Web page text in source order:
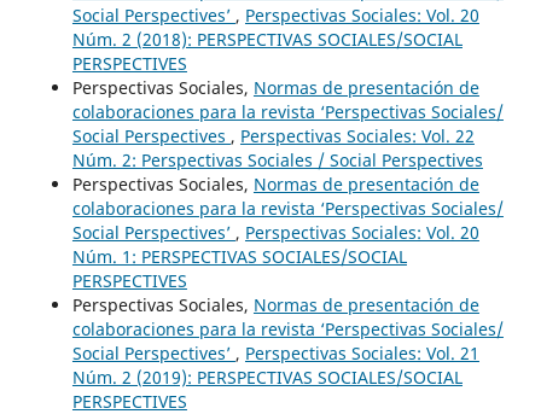
Social Perspectives’ , Perspectivas Sociales: Vol. 20
Núm. 2 (2018): PERSPECTIVAS SOCIALES/SOCIAL
PERSPECTIVES
Perspectivas Sociales, Normas de presentación de
colaboraciones para la revista ‘Perspectivas Sociales/
Social Perspectives , Perspectivas Sociales: Vol. 22
Núm. 2: Perspectivas Sociales / Social Perspectives
Perspectivas Sociales, Normas de presentación de
colaboraciones para la revista ‘Perspectivas Sociales/
Social Perspectives’ , Perspectivas Sociales: Vol. 20
Núm. 1: PERSPECTIVAS SOCIALES/SOCIAL
PERSPECTIVES
Perspectivas Sociales, Normas de presentación de
colaboraciones para la revista ‘Perspectivas Sociales/
Social Perspectives’ , Perspectivas Sociales: Vol. 21
Núm. 2 (2019): PERSPECTIVAS SOCIALES/SOCIAL
PERSPECTIVES